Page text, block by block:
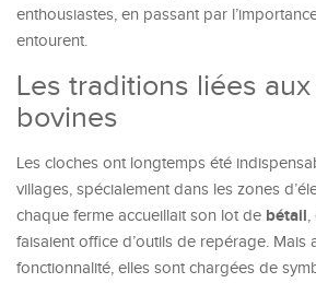
enthousiastes, en passant par
entourent.
Les traditions liées
bovines
Les cloches ont longtemps été
villages, spécialement dans les zones
chaque ferme accueillait son lot de bétail,
faisaient office d’outils de repérage. Mais
fonctionnalité, elles sont chargées de